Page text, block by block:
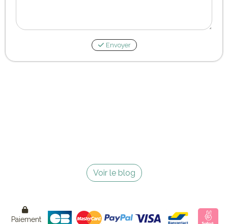
Envoyer
Voir le blog

Paiement